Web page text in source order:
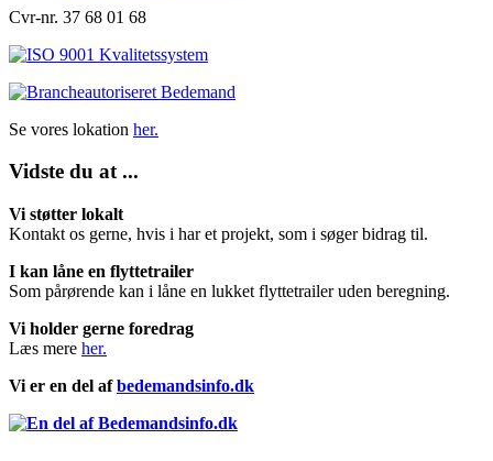
Cvr-nr. 37 68 01 68
Se vores lokation her.
Vidste du at ...
Vi støtter lokalt
Kontakt os gerne, hvis i har et projekt, som i søger bidrag til.
I kan låne en flyttetrailer
Som pårørende kan i låne en lukket flyttetrailer uden beregning.
Vi holder gerne foredrag
Læs mere her.
Vi er en del afbedemandsinfo.dk